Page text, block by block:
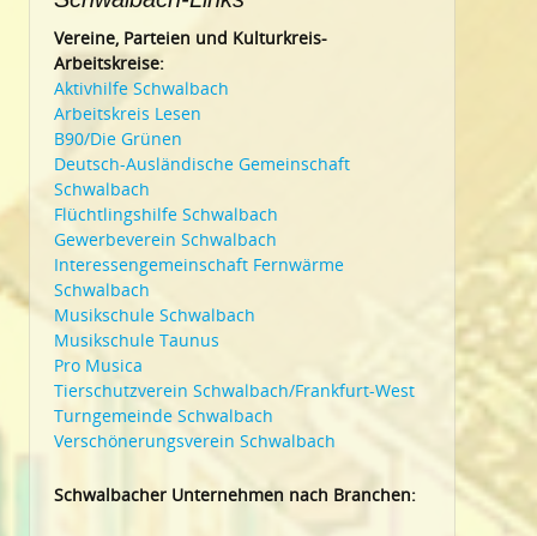
Vereine, Parteien und Kulturkreis-
Arbeitskreise:
Aktivhilfe Schwalbach
Arbeitskreis Lesen
B90/Die Grünen
Deutsch-Ausländische Gemeinschaft
Schwalbach
Flüchtlingshilfe Schwalbach
Gewerbeverein Schwalbach
Interessengemeinschaft Fernwärme
Schwalbach
Musikschule Schwalbach
Musikschule Taunus
Pro Musica
Tierschutzverein Schwalbach/Frankfurt-West
Turngemeinde Schwalbach
Verschönerungsverein Schwalbach
Schwalbacher Unternehmen nach Branchen: